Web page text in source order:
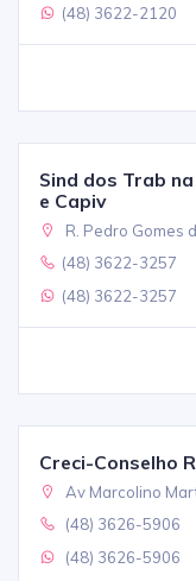
(48) 3622-2120
Sind dos Trab
e Capiv
R. Pedro Gomes
(48) 3622-3257
(48) 3622-3257
Creci-Conselho
Av Marcolino
(48) 3626-5906
(48) 3626-5906